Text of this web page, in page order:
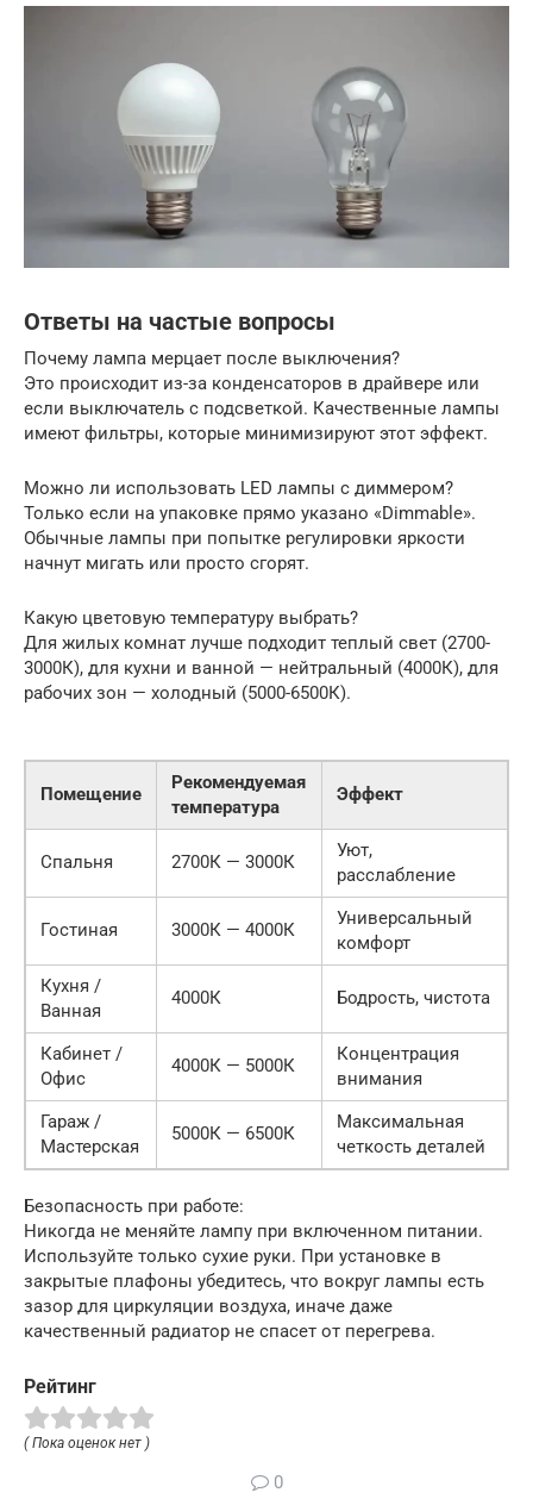
Ответы на частые вопросы
Почему лампа мерцает после выключения?
Это происходит из-за конденсаторов в драйвере или
если выключатель с подсветкой. Качественные лампы
имеют фильтры, которые минимизируют этот эффект.
Можно ли использовать LED лампы с диммером?
Только если на упаковке прямо указано «Dimmable».
Обычные лампы при попытке регулировки яркости
начнут мигать или просто сгорят.
Какую цветовую температуру выбрать?
Для жилых комнат лучше подходит теплый свет (2700-
3000К), для кухни и ванной — нейтральный (4000К), для
рабочих зон — холодный (5000-6500К).
Помещение
Рекомендуемая
температура
Эффект
Спальня 2700К — 3000К
Уют,
расслабление
Гостиная 3000К — 4000К
Универсальный
комфорт
Кухня /
Ванная
4000К Бодрость, чистота
Кабинет /
Офис
4000К — 5000К
Концентрация
внимания
Гараж /
Мастерская
5000К — 6500К
Максимальная
четкость деталей
Безопасность при работе:
Никогда не меняйте лампу при включенном питании.
Используйте только сухие руки. При установке в
закрытые плафоны убедитесь, что вокруг лампы есть
зазор для циркуляции воздуха, иначе даже
качественный радиатор не спасет от перегрева.
Рейтинг
( Пока оценок нет )
0